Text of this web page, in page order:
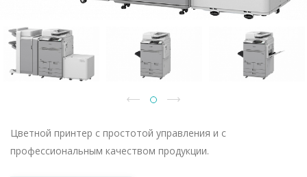
Цветной принтер с простотой управления и с
профессиональным качеством продукции.